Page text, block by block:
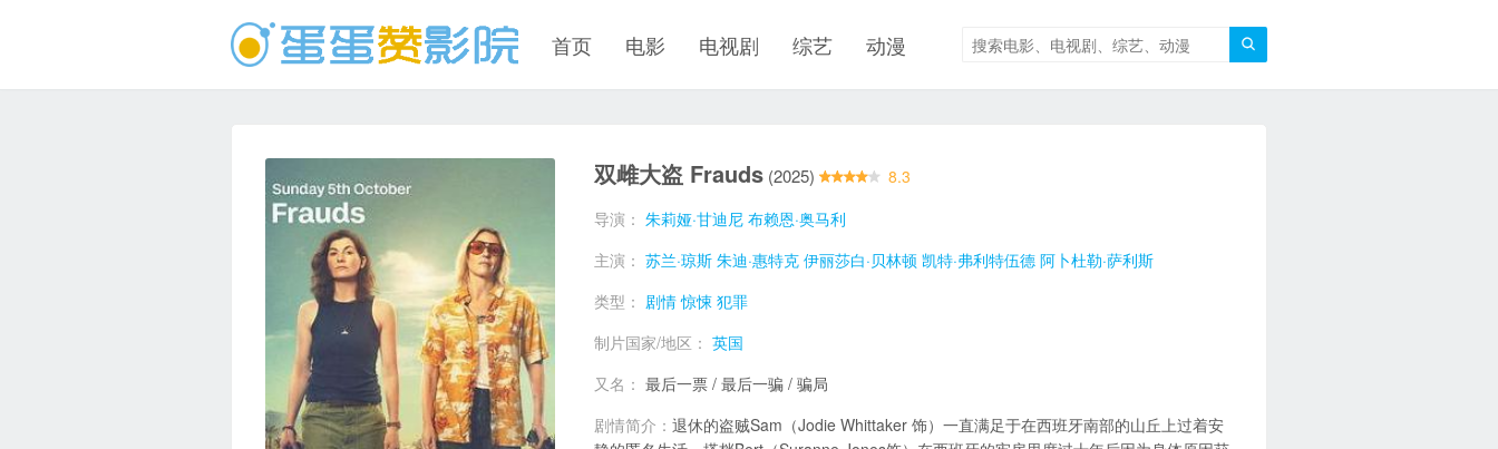

首页 电影 电视剧 综艺 动漫
双雌大盗 Frauds (2025)
8.3
导演： 朱莉娅·甘迪尼 布赖恩·奥马利
主演： 苏兰·琼斯 朱迪·惠特克 伊丽莎白·贝林顿 凯特·弗利特伍德 阿卜杜勒·萨利斯
类型： 剧情 惊悚 犯罪
制片国家/地区： 英国
又名： 最后一票 / 最后一骗 / 骗局
剧情简介： 退休的盗贼Sam（Jodie Whittaker 饰）一直满足于在西班牙南部的山丘上过着安